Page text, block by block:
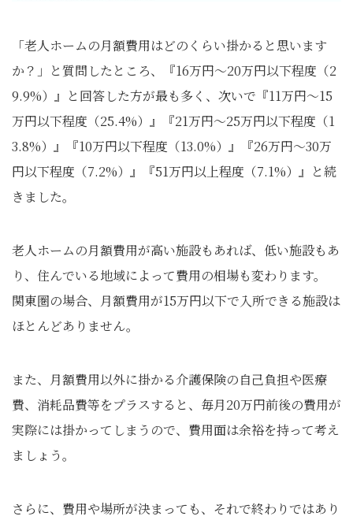
「老人ホームの月額費用はどのくらい掛かると思います
か？」と質問したところ、『16万円～20万円以下程度（2
9.9%）』と回答した方が最も多く、次いで『11万円～15
万円以下程度（25.4%）』『21万円～25万円以下程度（1
3.8%）』『10万円以下程度（13.0%）』『26万円～30万
円以下程度（7.2%）』『51万円以上程度（7.1%）』と続
きました。
老人ホームの月額費用が高い施設もあれば、低い施設もあ
り、住んでいる地域によって費用の相場も変わります。
関東圏の場合、月額費用が15万円以下で入所できる施設は
ほとんどありません。
また、月額費用以外に掛かる介護保険の自己負担や医療
費、消耗品費等をプラスすると、毎月20万円前後の費用が
実際には掛かってしまうので、費用面は余裕を持って考え
ましょう。
さらに、費用や場所が決まっても、それで終わりではあり